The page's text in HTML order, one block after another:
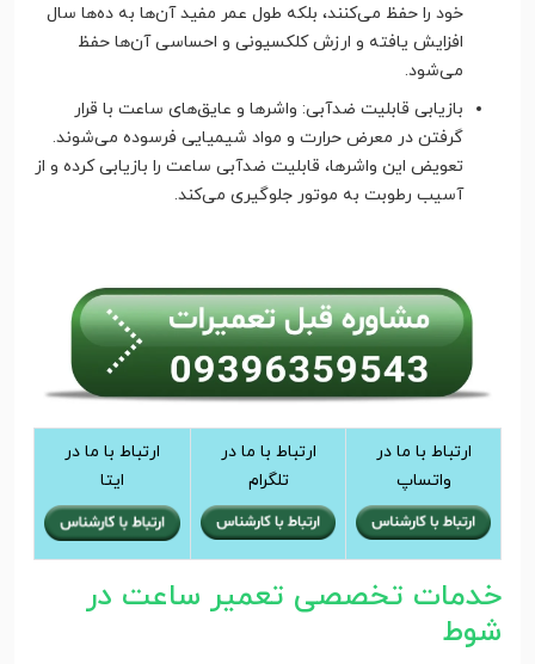
خود را حفظ می‌کنند، بلکه طول عمر مفید آن‌ها به ده‌ها سال
افزایش یافته و ارزش کلکسیونی و احساسی آن‌ها حفظ
می‌شود.
بازیابی قابلیت ضدآبی: واشرها و عایق‌های ساعت با قرار
گرفتن در معرض حرارت و مواد شیمیایی فرسوده می‌شوند.
تعویض این واشرها، قابلیت ضدآبی ساعت را بازیابی کرده و از
آسیب رطوبت به موتور جلوگیری می‌کند.
ارتباط با ما در
واتساپ
ارتباط با ما در
تلگرام
ارتباط با ما در
ایتا
خدمات تخصصی تعمیر ساعت در
شوط